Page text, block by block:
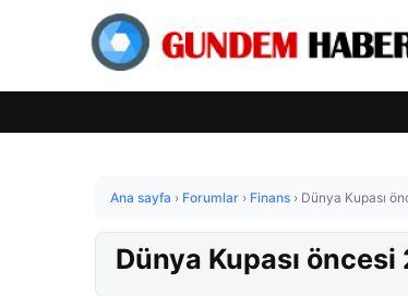
Ana sayfa › Forumlar › Finans › Dünya Kupası
Dünya Kupası öncesi